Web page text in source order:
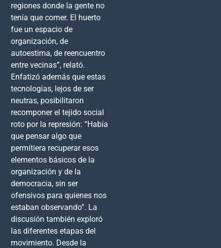
regiones donde la gente no
tenía que comer. El huerto
fue un espacio de
organización, de
autoestima, de reencuentro
entre vecinas”, relató.
Enfatizó además que estas
tecnologías, lejos de ser
neutras, posibilitaron
recomponer el tejido social
roto por la represión: “Había
que pensar algo que
permitiera recuperar esos
elementos básicos de la
organización y de la
democracia, sin ser
ofensivos para quienes nos
estaban observando”. La
discusión también exploró
las diferentes etapas del
movimiento. Desde la